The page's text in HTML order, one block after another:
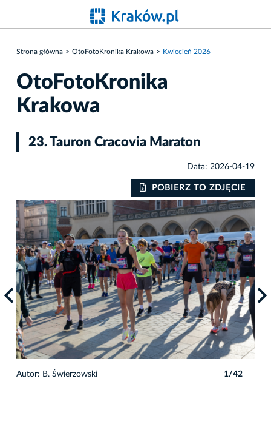
Strona główna OtoFotoKronika Krakowa Kwiecień 2026
OtoFotoKronika
Krakowa
23. Tauron Cracovia Maraton
Data: 2026-04-19
POBIERZ TO ZDJĘCIE
Autor: B. Świerzowski 1/42